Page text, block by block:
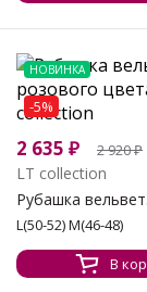
НОВИНКА
-5%
2 635 ₽ 2 920₽
LT collection
Рубашка
L(50-52) M(46-48)
В